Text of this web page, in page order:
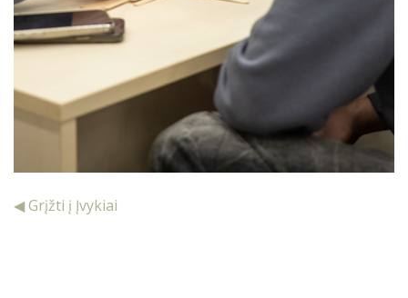
◀ Grįžti į Įvykiai